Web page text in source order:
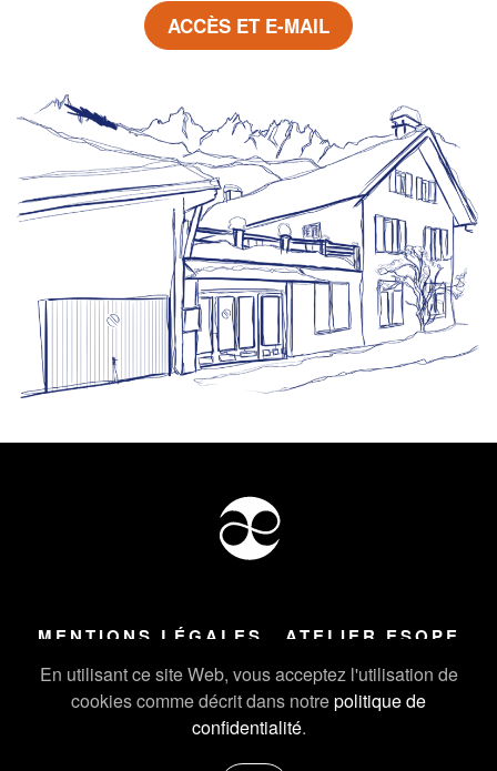
En utilisant ce site Web, vous acceptez l'utilisation de
cookies comme décrit dans notrepolitique de
confidentialité.
ACCÈS ET E-MAIL
MENTIONS LÉGALES ATELIER ESOPE